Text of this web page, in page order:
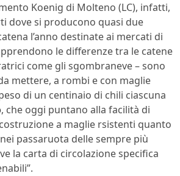
Koenig di Molteno (LC), infatti,
dove si producono quasi due
l’anno destinate ai mercati di
le differenze tra le catene
come gli sgombraneve – sono
mettere, a rombi e con maglie
di un centinaio di chili ciascuna
, che oggi puntano alla facilità di
a maglie rsistenti quanto
passaruota delle sempre più
la carta di circolazione specifica